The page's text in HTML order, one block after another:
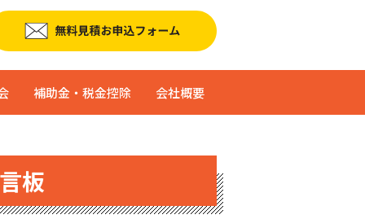
補助金・税金控除 会社概要
板